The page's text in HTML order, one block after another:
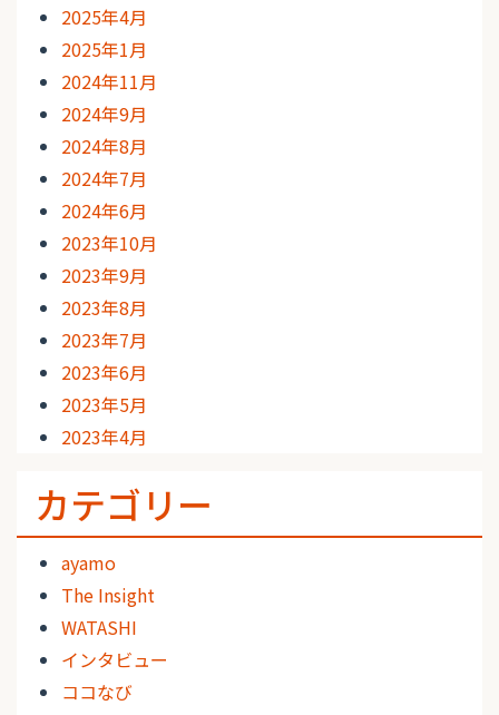
2025年4月
2025年1月
2024年11月
2024年9月
2024年8月
2024年7月
2024年6月
2023年10月
2023年9月
2023年8月
2023年7月
2023年6月
2023年5月
2023年4月
カテゴリー
ayamo
The Insight
WATASHI
インタビュー
ココなび